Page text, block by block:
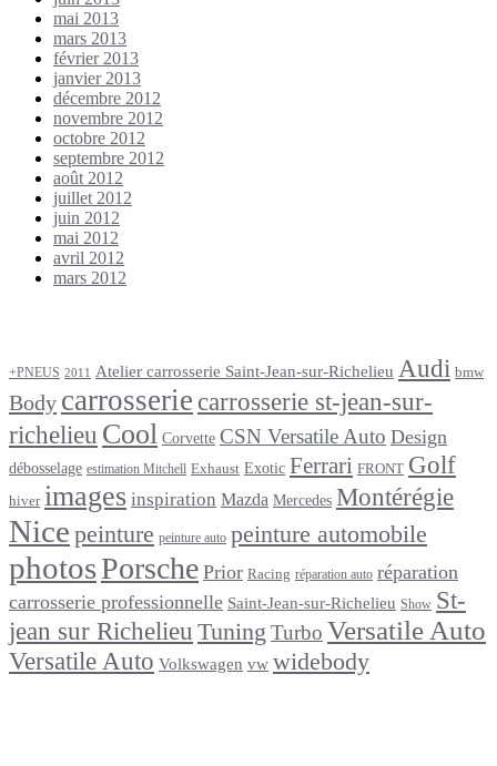
mai 2013
mars 2013
février 2013
janvier 2013
décembre 2012
novembre 2012
octobre 2012
septembre 2012
août 2012
juillet 2012
juin 2012
mai 2012
avril 2012
mars 2012
+PNEUS 2011 Atelier carrosserie Saint-Jean-sur-Richelieu Audi bmw
Body carrosserie carrosserie st-jean-sur-
richelieu Cool Corvette CSN Versatile Auto Design
débosselage estimation Mitchell Exhaust Exotic Ferrari FRONT Golf
hiver images inspiration Mazda Mercedes Montérégie
Nice peinture peinture auto peinture automobile
photosPorsche Prior Racing réparation auto réparation
carrosserie professionnelle Saint-Jean-sur-Richelieu Show St-
jean sur Richelieu Tuning Turbo Versatile Auto
Versatile Auto Volkswagen vw widebody